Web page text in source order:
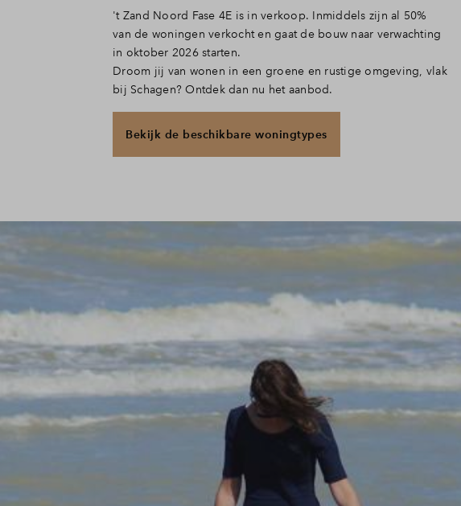
't Zand Noord Fase 4E is in verkoop. Inmiddels zijn al 50%
van de woningen verkocht en gaat de bouw naar verwachting
in oktober 2026 starten.
Droom jij van wonen in een groene en rustige omgeving, vlak
bij Schagen? Ontdek dan nu het aanbod.
Bekijk de beschikbare woningtypes